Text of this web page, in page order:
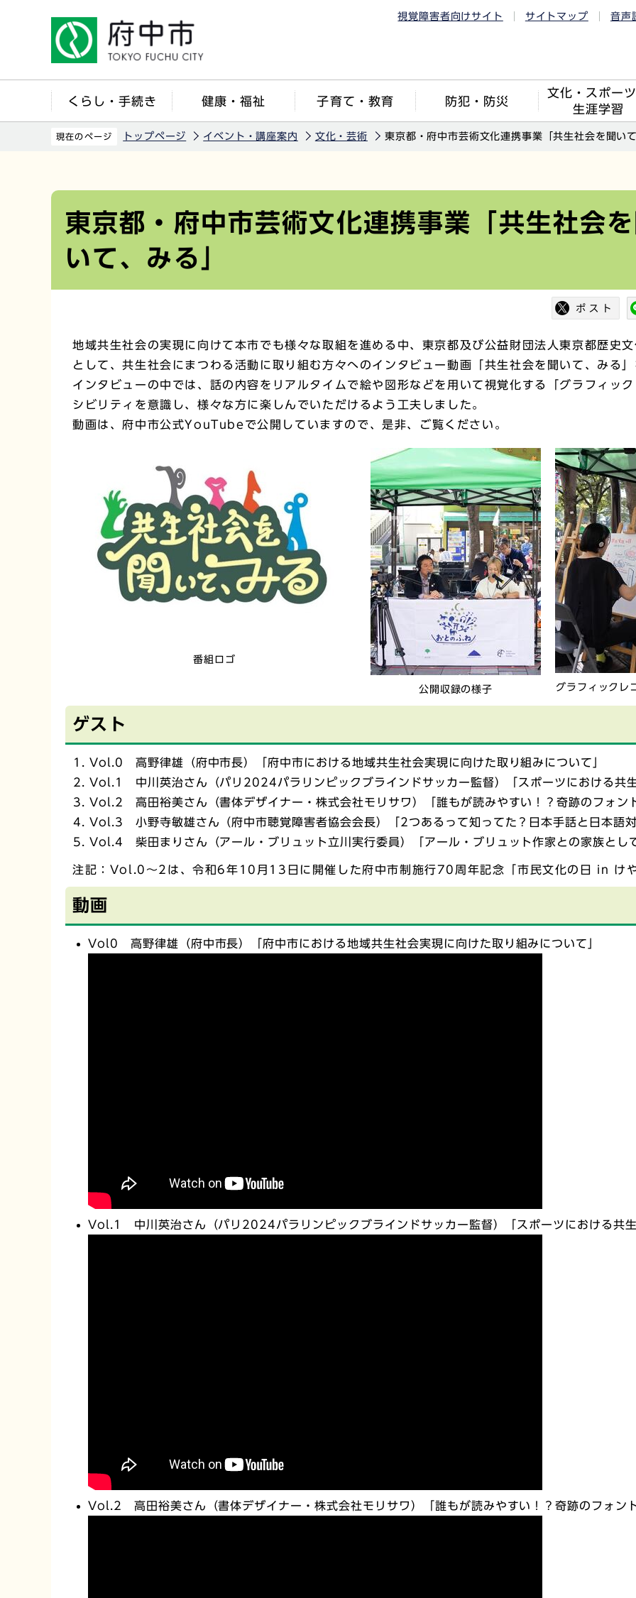
視覚障害者向けサイト サイトマップ 音声
くらし・手続き 健康・福祉 子育て・教育 防犯・防災
文化・スポー
生涯学習
現在のページ トップページ イベント・講座案内 文化・芸術 東京都・府中市芸術文化連携事業「共生社会を聞い
東京都・府中市芸術文化連携事業「共生社会
いて、みる」
地域共生社会の実現に向けて本市でも様々な取組を進める中、東京都及び公益財団法人東京都歴史
として、共生社会にまつわる活動に取り組む方々へのインタビュー動画「共生社会を聞いて、みる
インタビューの中では、話の内容をリアルタイムで絵や図形などを用いて視覚化する「グラフィッ
シビリティを意識し、様々な方に楽しんでいただけるよう工夫しました。
動画は、府中市公式YouTubeで公開していますので、是非、ご覧ください。
番組ロゴ
公開収録の様子 グラフィックレ
ゲスト
Vol.0 高野律雄（府中市長）「府中市における地域共生社会実現に向けた取り組みについて」
Vol.1 中川英治さん（パリ2024パラリンピックブラインドサッカー監督）「スポーツにおける共
Vol.2 高田裕美さん（書体デザイナー・株式会社モリサワ）「誰もが読みやすい！？奇跡のフォン
Vol.3 小野寺敏雄さん（府中市聴覚障害者協会会長）「2つあるって知ってた？日本手話と日本語
Vol.4 柴田まりさん（アール・ブリュット立川実行委員）「アール・ブリュット作家との家族とし
注記：Vol.0～2は、令和6年10月13日に開催した府中市制施行70周年記念「市民文化の日 in け
動画
Vol0 高野律雄（府中市長）「府中市における地域共生社会実現に向けた取り組みについて」
Vol.1 中川英治さん（パリ2024パラリンピックブラインドサッカー監督）「スポーツにおける共
Vol.2 高田裕美さん（書体デザイナー・株式会社モリサワ）「誰もが読みやすい！？奇跡のフォン